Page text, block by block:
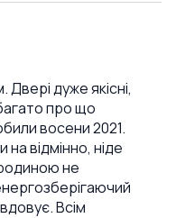
Двері дуже якісні,
про що
восени 2021.
відмінно, ніде
не
Всім